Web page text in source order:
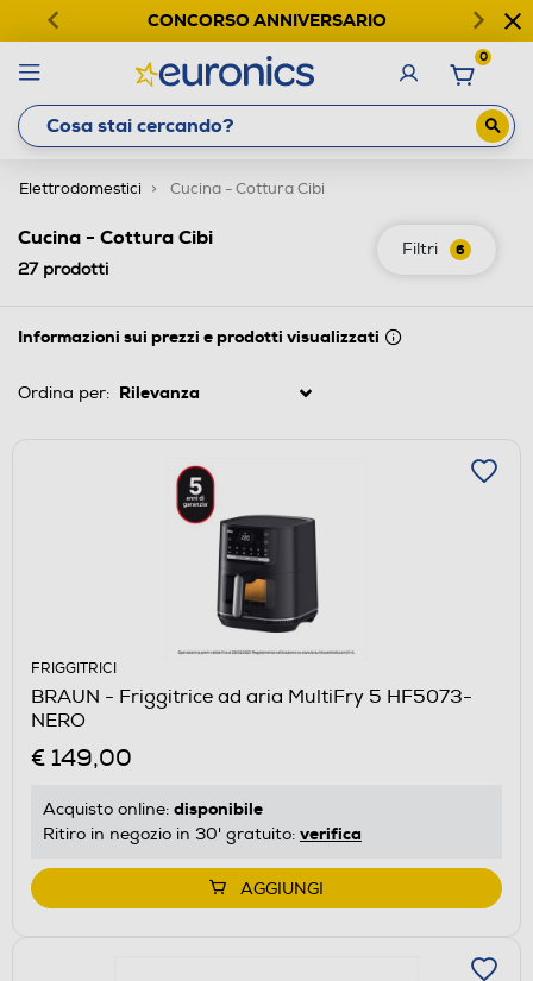
CONCORSO ANNIVERSARIO
0
Elettrodomestici Cucina - Cottura Cibi
Filtri 6
Cucina - Cottura Cibi
27prodotti
Informazioni sui prezzi e prodotti visualizzati
Ordina per:
FRIGGITRICI
BRAUN - Friggitrice ad aria MultiFry 5 HF5073-
NERO
€ 149,00
Acquisto online: disponibile
Ritiro in negozio in 30' gratuito: verifica
AGGIUNGI